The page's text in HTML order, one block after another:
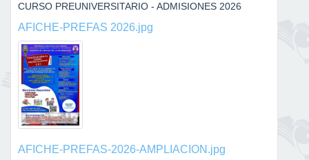
CURSO PREUNIVERSITARIO - ADMISIONES 2026
AFICHE-PREFAS 2026.jpg
AFICHE-PREFAS-2026-AMPLIACION.jpg